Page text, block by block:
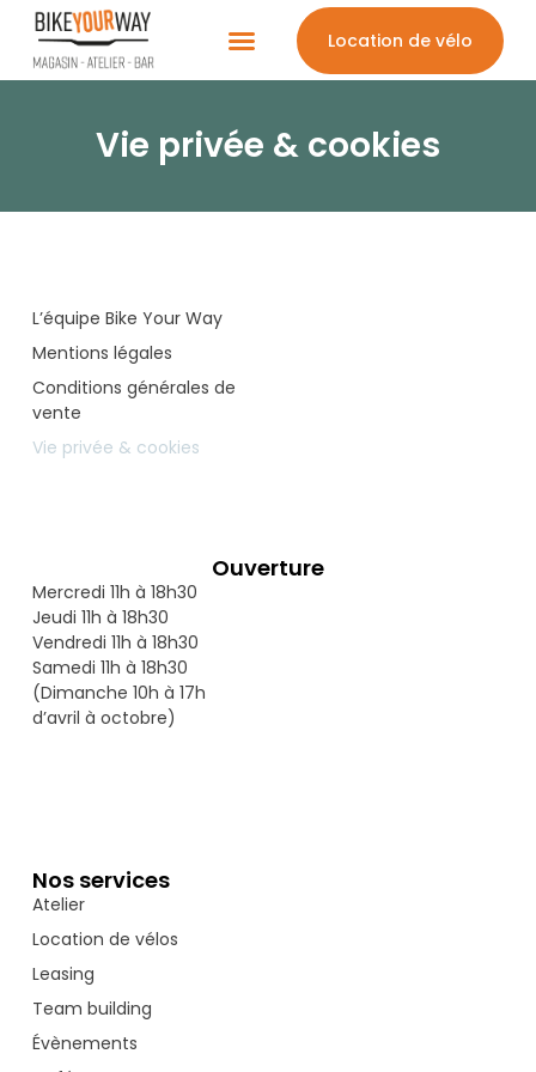
Location de vélo
Vie privée & cookies
Ouverture
Mercredi 11h à 18h30
Jeudi 11h à 18h30
Vendredi 11h à 18h30
Samedi 11h à 18h30
(Dimanche 10h à 17h
d’avril à octobre)
Nos services
Atelier
Location de vélos
Leasing
Team building
Évènements
L’équipe Bike Your Way
Mentions légales
Conditions générales de
vente
Vie privée & cookies